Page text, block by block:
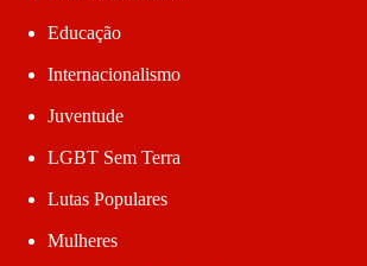
Educação
Internacionalismo
Juventude
LGBT Sem Terra
Lutas Populares
Mulheres